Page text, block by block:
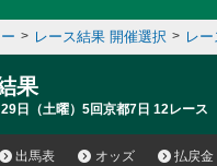
> レース結果 開催選択 > レ
果
日（土曜）5回京都7日 12レース
出馬表 オッズ 払戻金